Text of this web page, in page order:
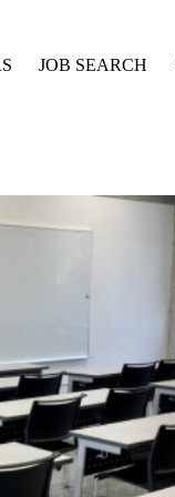
JOB SEARCH